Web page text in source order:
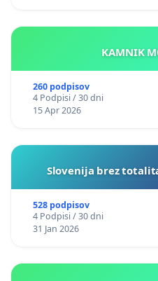
260 podpisov
4 Podpisi / 30 dni
15 Apr 2026
Slovenija brez
528 podpisov
4 Podpisi / 30 dni
31 Jan 2026